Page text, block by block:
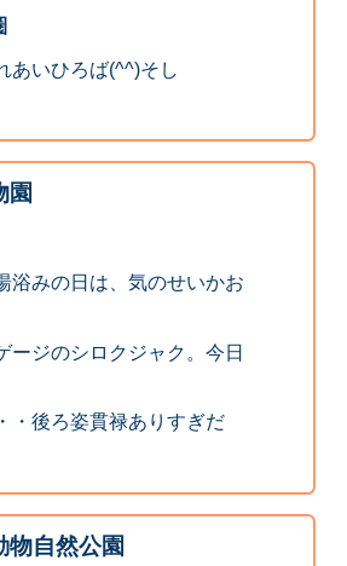
あいひろば(^^)そし
園
浴みの日は、気のせいかお
ージのシロクジャク。今日
・後ろ姿貫禄ありすぎだ
物自然公園